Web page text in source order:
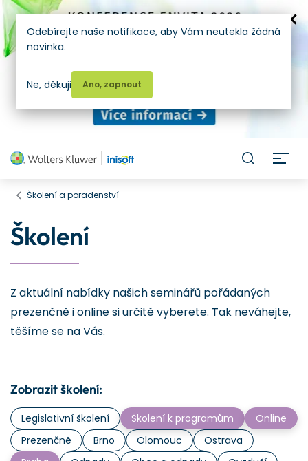
Školení a poradenství
Školení
Z aktuální nabídky našich seminářů pořádaných
prezenčně i online si určitě vyberete. Tak neváhejte,
těšíme se na Vás.
Zobrazit školení:
Legislativní školení Školení k programům
Online
Prezenčně
Brno Olomouc
Ostrava
Odebírejte naše notifikace, aby Vám neutekla žádná
novinka.
Ano, zapnout
Ne, děkuji